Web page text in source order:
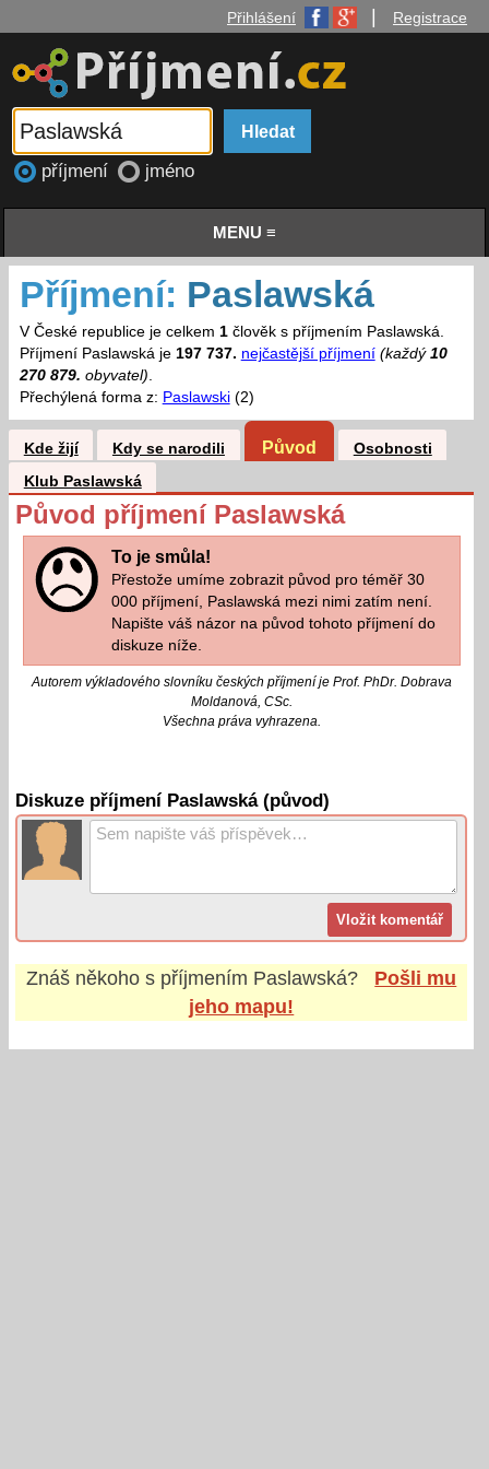
Přihlášení Registrace
příjmení jméno
MENU ≡
Příjmení: Paslawská
V České republice je celkem 1člověk s příjmením Paslawská.
Příjmení Paslawská je 197 737. nejčastější příjmení (každý 10
270 879. obyvatel).
Přechýlená forma z: Paslawski(2)
Kde žijí Kdy se narodili Původ
Osobnosti
Klub Paslawská
Původ příjmení Paslawská
To je smůla!
Přestože umíme zobrazit původ pro téměř 30
000 příjmení, Paslawská mezi nimi zatím není.
Napište váš názor na původ tohoto příjmení do
diskuze níže.
Autorem výkladového slovníku českých příjmení je Prof. PhDr. Dobrava
Moldanová, CSc.
Všechna práva vyhrazena.
Diskuze příjmení Paslawská (původ)
Znáš někoho s příjmením Paslawská?
Pošli mu
jeho mapu!